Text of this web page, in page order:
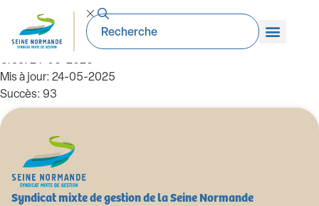
99_DE-2023 06 05 annexe
Taille du fichier: 1.18 Mo
Créé: 24-05-2025
Mis à jour: 24-05-2025
Succès: 93
Syndicat mixte de gestion de la Seine Normande